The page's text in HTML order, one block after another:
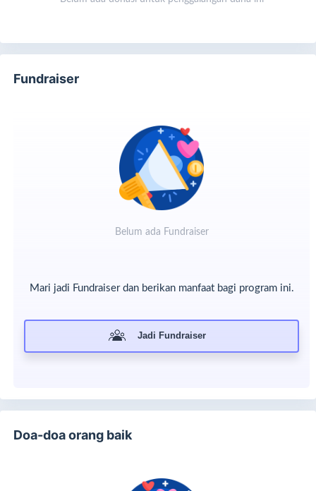
Fundraiser
Belum ada Fundraiser
Mari jadi Fundraiser dan berikan manfaat bagi program ini.
Jadi Fundraiser
Doa-doa orang baik